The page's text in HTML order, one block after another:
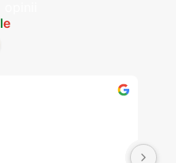
le